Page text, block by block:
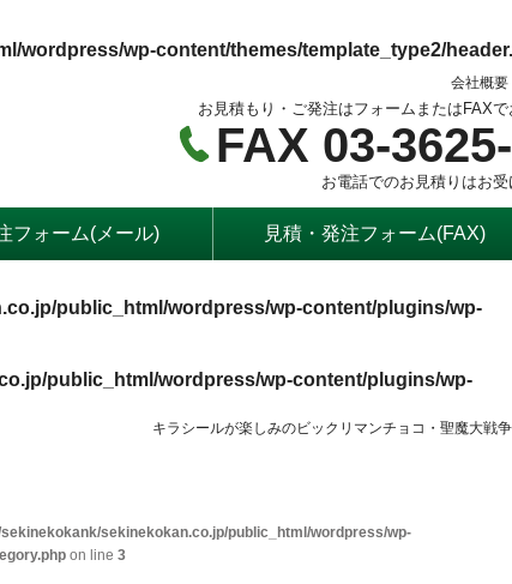
wordpress/wp-content/themes/template_type2/
会社概要
お見積もり・ご発注はフォームまたはFAXで
FAX 03-
お電話でのお見積りはお受
フォーム(メール) 見積・発注フォーム(FAX)
public_html/wordpress/wp-content/plugins/wp-
public_html/wordpress/wp-content/plugins/wp-
キラシールが楽しみのビックリマンチョコ・聖魔大戦
sekinekokan.co.jp/public_html/wordpress/wp-
on line 3